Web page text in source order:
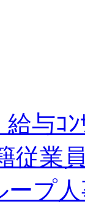
与ｺﾝ
従業
ープ